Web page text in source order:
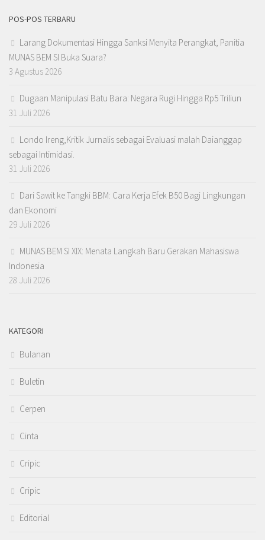
POS-POS TERBARU
Larang Dokumentasi Hingga Sanksi Menyita Perangkat, Panitia
MUNAS BEM SI Buka Suara?
3 Agustus 2026
Dugaan Manipulasi Batu Bara: Negara Rugi Hingga Rp5 Triliun
31 Juli 2026
Londo Ireng,Kritik Jurnalis sebagai Evaluasi malah Daianggap
sebagai Intimidasi.
31 Juli 2026
Dari Sawit ke Tangki BBM: Cara Kerja Efek B50 Bagi Lingkungan
dan Ekonomi
29 Juli 2026
MUNAS BEM SI XIX: Menata Langkah Baru Gerakan Mahasiswa
Indonesia
28 Juli 2026
KATEGORI
Bulanan
Buletin
Cerpen
Cinta
Cripic
Cripic
Editorial